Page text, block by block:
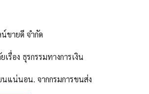
ขายดี จำกัด
อง ธุรกรรมทางการเงิน
แน่นอน. จากกรมการขนส่ง